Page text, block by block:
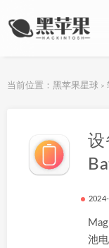
当前位置： 黑苹果星球 >
设
池电